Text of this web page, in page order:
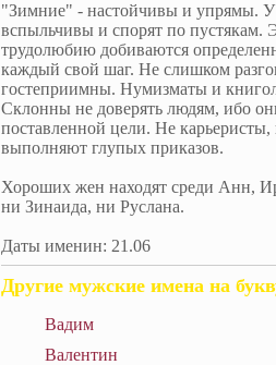
"Зимние" - настойчивы и упрямы. У
вспыльчивы и спорят по пустякам.
трудолюбию добиваются
каждый свой шаг. Не слишком
гостеприимны. Нумизматы и
Склонны не доверять людям, ибо
поставленной цели. Не карьеристы,
выполняют глупых приказов.
Хороших жен находят среди Анн,
ни Зинаида, ни Руслана.
Даты именин: 21.06
Другие мужские имена на
Вадим
Валентин